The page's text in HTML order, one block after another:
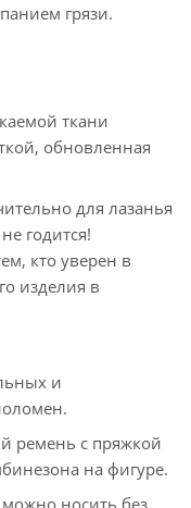
грязи.
ткани
обновленная
для лазанья
годится!
кто уверен в
изделия в
и
ремень с пряжкой
на фигуре.